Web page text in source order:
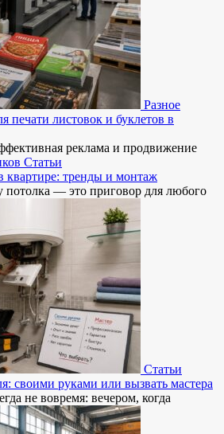
Разное
печати листовок и буклетов в
реклама и продвижение
Статьи
квартире: тренды и монтаж
потолка — это приговор для любого
Статьи
своими руками или вызвать мастера
не вовремя: вечером, когда